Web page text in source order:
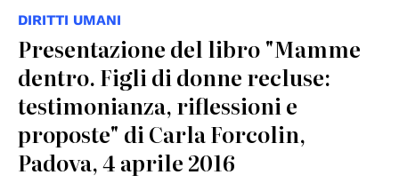
DIRITTI UMANI
Presentazione del libro "Mamme
dentro. Figli di donne recluse:
testimonianza, riflessioni e
proposte" di Carla Forcolin,
Padova, 4 aprile 2016